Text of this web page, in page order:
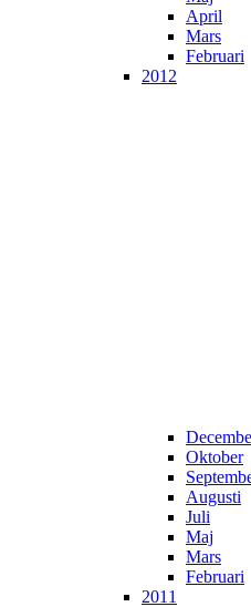
April
Mars
Februari
2012
Oktober
Augusti
Juli
Maj
Mars
Februari
2011